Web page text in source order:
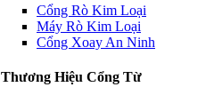
Cổng Rò Kim Loại
Máy Rò Kim Loại
Cổng Xoay An Ninh
Thương Hiệu Cổng Từ